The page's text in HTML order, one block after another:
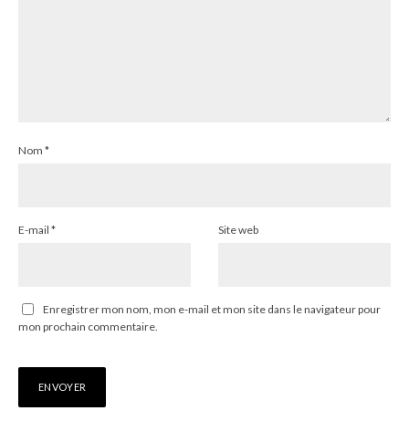
Nom *
E-mail * Site web
Enregistrer mon nom, mon e-mail et mon site dans le navigateur pour
mon prochain commentaire.